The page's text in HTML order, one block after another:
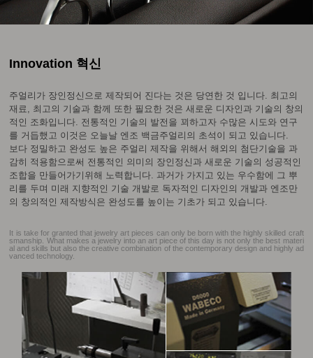
Innovation 혁신
주얼리가 장인정신으로 제작되어 진다는 것은 당연한 것 입니다. 최고의
재료, 최고의 기술과 함께 또한 필요한 것은 새로운 디자인과 기술의 창의
적인 조화입니다. 전통적인 기술의 발전을 꾀하고자 수많은 시도와 연구
를 거듭했고 이것은 오늘날 엔조 백금주얼리의 초석이 되고 있습니다.
보다 정밀하고 완성도 높은 주얼리 제작을 위해서 해외의 첨단기술을 과
감히 적용함으로써 전통적인 의미의 장인정신과 새로운 기술의 성공적인
조합을 만들어가기위해 노력합니다. 과거가 가지고 있는 우수함에 그 뿌
리를 두며 미래 지향적인 기술 개발로 독자적인 디자인의 개발과 엔조만
의 창의적인 제작방식은 완성도를 높이는 기초가 되고 있습니다.
It is take for granted that jewelry art pieces can only be born with the highly skilled craft
smanship. What makes a jewelry into an art piece of this day is not only the best materi
al and skills but also the creative combination of the contemporary design and highly ad
vanced technology.